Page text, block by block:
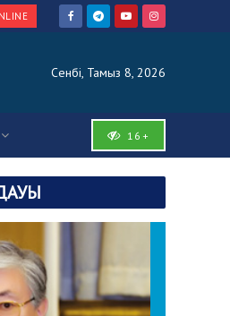
Сенбі, Тамыз 8, 2026
16+